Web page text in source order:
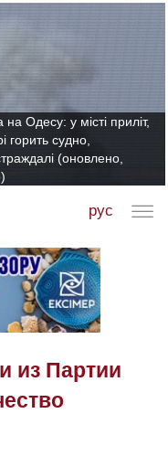
на Одесу: у місті приліт,
горить судно,
(оновлено,
рус
из Партии